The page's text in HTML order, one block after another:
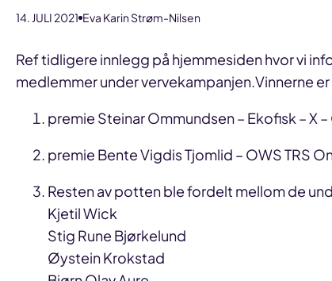
14. JULI 2021 Eva Karin Strøm-Nilsen
Ref tidligere innlegg på hjemmesiden hvor vi
medlemmer under vervekampanjen.Vinnerne
premie Steinar Ommundsen – Ekofisk – X
premie Bente Vigdis Tjomlid – OWS TRS
Resten av potten ble fordelt mellom de
Kjetil Wick
Stig Rune Bjørkelund
Øystein Krokstad